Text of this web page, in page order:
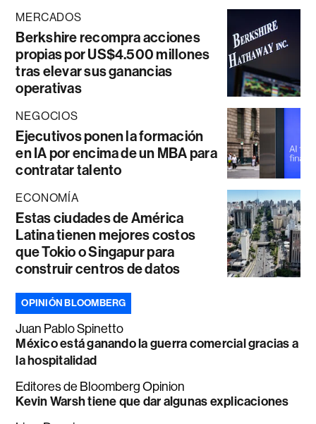
MERCADOS
Berkshire recompra acciones
propias por US$4.500 millones
tras elevar sus ganancias
operativas
NEGOCIOS
Ejecutivos ponen la formación
en IA por encima de un MBA para
contratar talento
ECONOMÍA
Estas ciudades de América
Latina tienen mejores costos
que Tokio o Singapur para
construir centros de datos
OPINIÓN BLOOMBERG
Juan Pablo Spinetto
México está ganando la guerra comercial gracias a
la hospitalidad
Editores de Bloomberg Opinion
Kevin Warsh tiene que dar algunas explicaciones